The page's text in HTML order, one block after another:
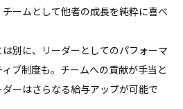
ームとして他者の成長を純粋に喜べ
別に、リーダーとしてのパフォーマ
ブ制度も。チームへの貢献が手当と
ーはさらなる給与アップが可能で